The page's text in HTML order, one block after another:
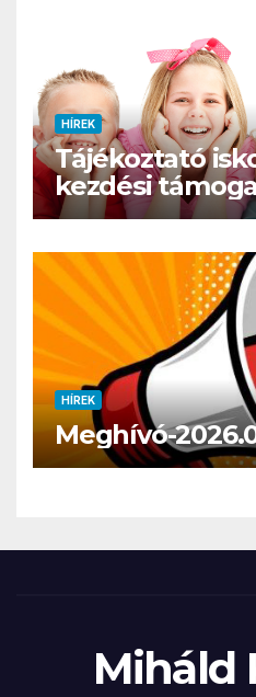
HÍREK
Tájékoztató
kezdési
HÍREK
Meghívó-
Miháld